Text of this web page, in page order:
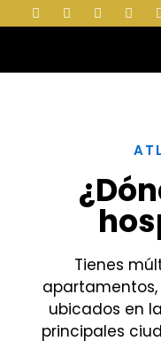
Tienes
ubicados en
principales